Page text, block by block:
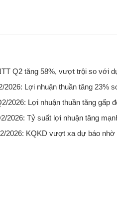
Q2 tăng 58%, vượt trội so với
2026: Lợi nhuận thuần tăng 23%
2026: Lợi nhuận thuần tăng
2026: Tỷ suất lợi nhuận tăng
2026: KQKD vượt xa dự báo nhờ